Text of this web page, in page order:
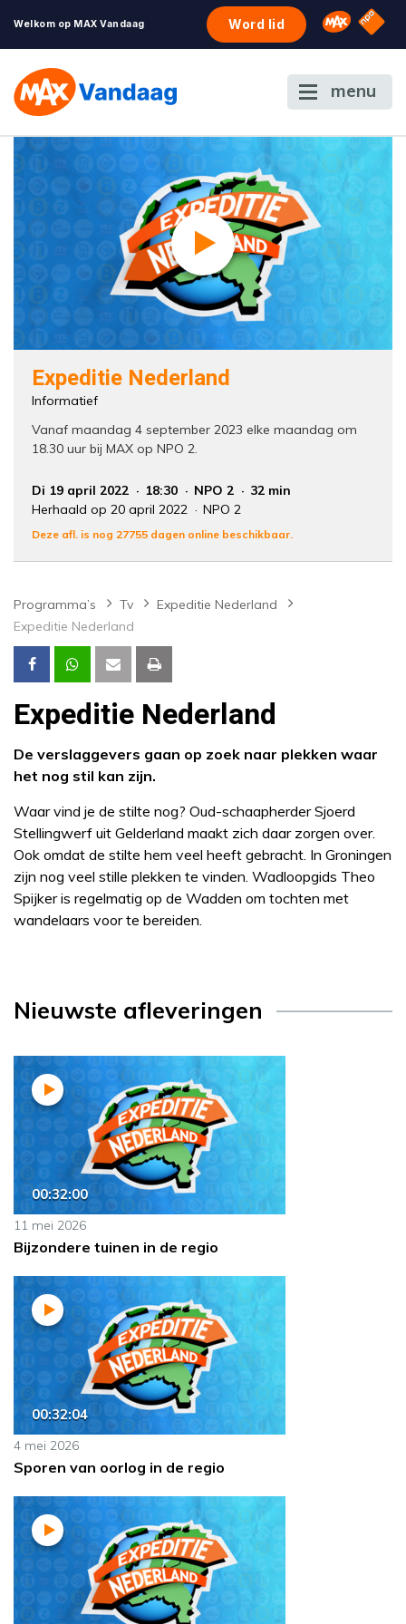
Welkom op MAX Vandaag Word lid Omroep
NPO
menu
Expeditie Nederland
Informatief
Vanaf maandag 4 september 2023 elke maandag om
18.30 uur bij MAX op NPO 2.
Di 19 april 2022 18:30 NPO 2
32 min
Herhaald op 20 april 2022
NPO 2
Deze afl. is nog 27755 dagen online beschikbaar.
Programma’s Tv
Expeditie Nederland
Expeditie Nederland
Expeditie Nederland
De verslaggevers gaan op zoek naar plekken waar
het nog stil kan zijn.
Waar vind je de stilte nog? Oud-schaapherder Sjoerd
Stellingwerf uit Gelderland maakt zich daar zorgen over.
Ook omdat de stilte hem veel heeft gebracht. In Groningen
zijn nog veel stille plekken te vinden. Wadloopgids Theo
Spijker is regelmatig op de Wadden om tochten met
wandelaars voor te bereiden.
Nieuwste afleveringen
00:32:00
11 mei 2026
Bijzondere tuinen in de regio
00:32:04
4 mei 2026
Sporen van oorlog in de regio